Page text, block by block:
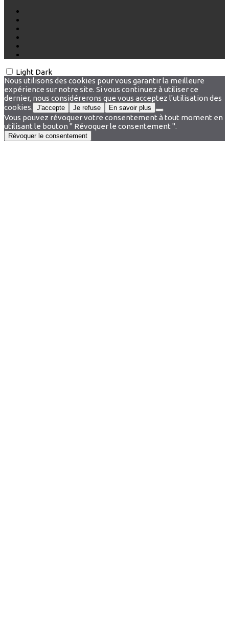
Light Dark
Nous utilisons des cookies pour vous garantir la meilleure
expérience sur notre site. Si vous continuez à utiliser ce
dernier, nous considérerons que vous acceptez l'utilisation des
cookies. J'accepte Je refuse En savoir plus
Vous pouvez révoquer votre consentement à tout moment en
utilisant le bouton " Révoquer le consentement ".
Révoquer le consentement